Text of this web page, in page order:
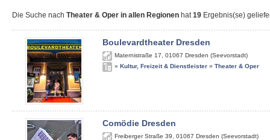
Die Suche nach Theater & Oper in allen Regionen hat19 Ergebnis(se)
Boulevardtheater Dresden
Maternistraße 17 01067 Dresden (Seevorstadt)
» Kultur, Freizeit & Dienstleister » Theater & Oper
Comödie Dresden
Freiberger Straße 39 01067 Dresden (Seevorstadt)